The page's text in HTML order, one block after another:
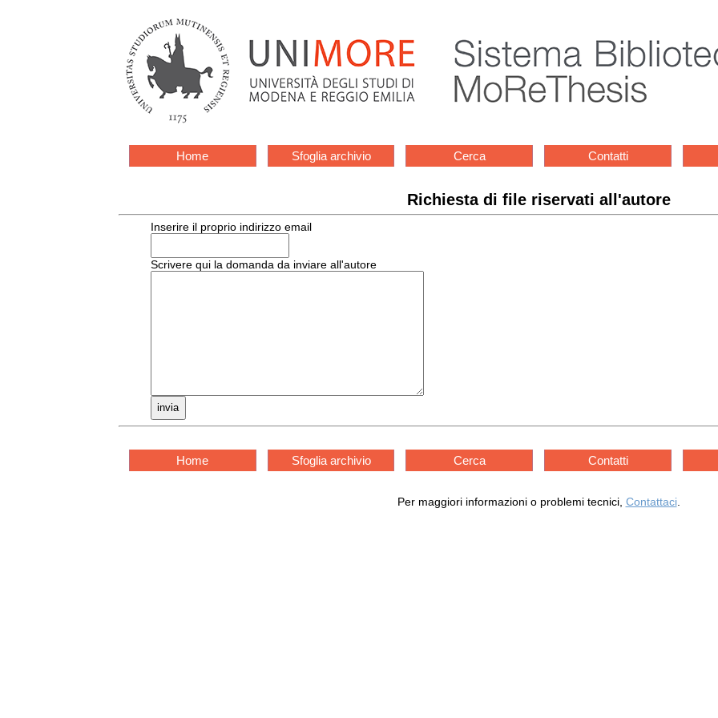
Home Sfoglia archivio Cerca Contatti
Richiesta di file riservati all'autore
Inserire il proprio indirizzo email
Scrivere qui la domanda da inviare all'autore
Home Sfoglia archivio Cerca Contatti
Per maggiori informazioni o problemi tecnici, Contattaci.